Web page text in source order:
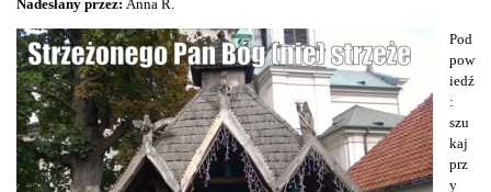
Nadesłany przez: Anna R.
Pod
pow
iedź
:
szu
kaj
prz
y